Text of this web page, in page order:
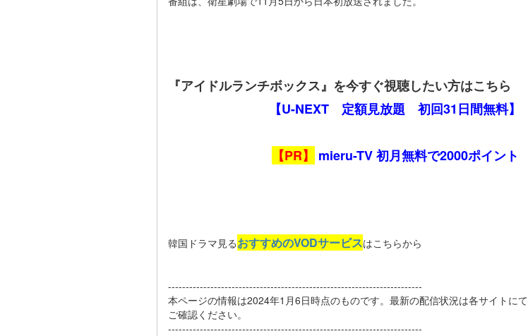
『アイドルランチボックス』を今すぐ視聴したい方はこちら
【U-NEXT 定額見放題 初回31日間無料】
【PR】 mieru-TV 初月無料で2000ポイント
韓国ドラマ見るおすすめのVODサービスはこちらから
------------------------------------------------------------------------
本ページの情報は2024年1月6日時点のものです。最新の配信状況は各サイトにて
ご確認ください。
------------------------------------------------------------------------